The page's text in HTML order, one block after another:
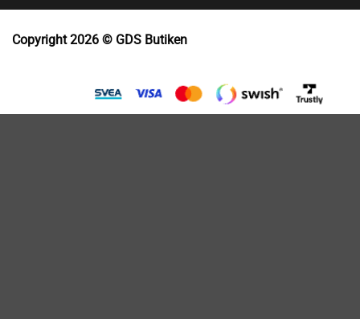
Copyright 2026 © GDS Butiken